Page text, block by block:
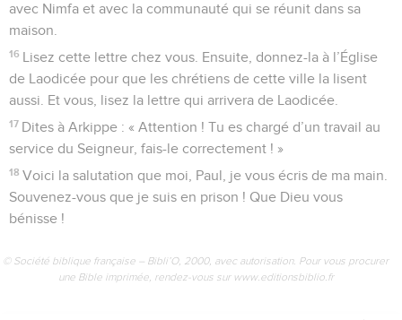
avec Nimfa et avec la communauté qui se réunit dans sa
maison.
16 Lisez cette lettre chez vous. Ensuite, donnez-la à l’Église
de Laodicée pour que les chrétiens de cette ville la lisent
aussi. Et vous, lisez la lettre qui arrivera de Laodicée.
17 Dites à Arkippe : « Attention ! Tu es chargé d’un travail au
service du Seigneur, fais-le correctement ! »
18 Voici la salutation que moi, Paul, je vous écris de ma main.
Souvenez-vous que je suis en prison ! Que Dieu vous
bénisse !
© Société biblique française – Bibli’O, 2000, avec autorisation. Pour vous procurer
une Bible imprimée, rendez-vous sur www.editionsbiblio.fr